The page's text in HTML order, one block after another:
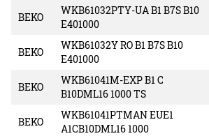
BEKO
WKB61032PTY-UA B1 B7S B10
E401000
BEKO
WKB61032Y RO B1 B7S B10
E401000
BEKO
WKB61041M-EXP B1 C
B10DML16 1000 TS
BEKO
WKB61041PTMAN EUE1
A1CB10DML16 1000